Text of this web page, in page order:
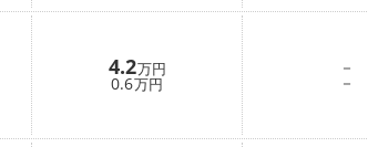
4.2万円
0.6万円
－
－